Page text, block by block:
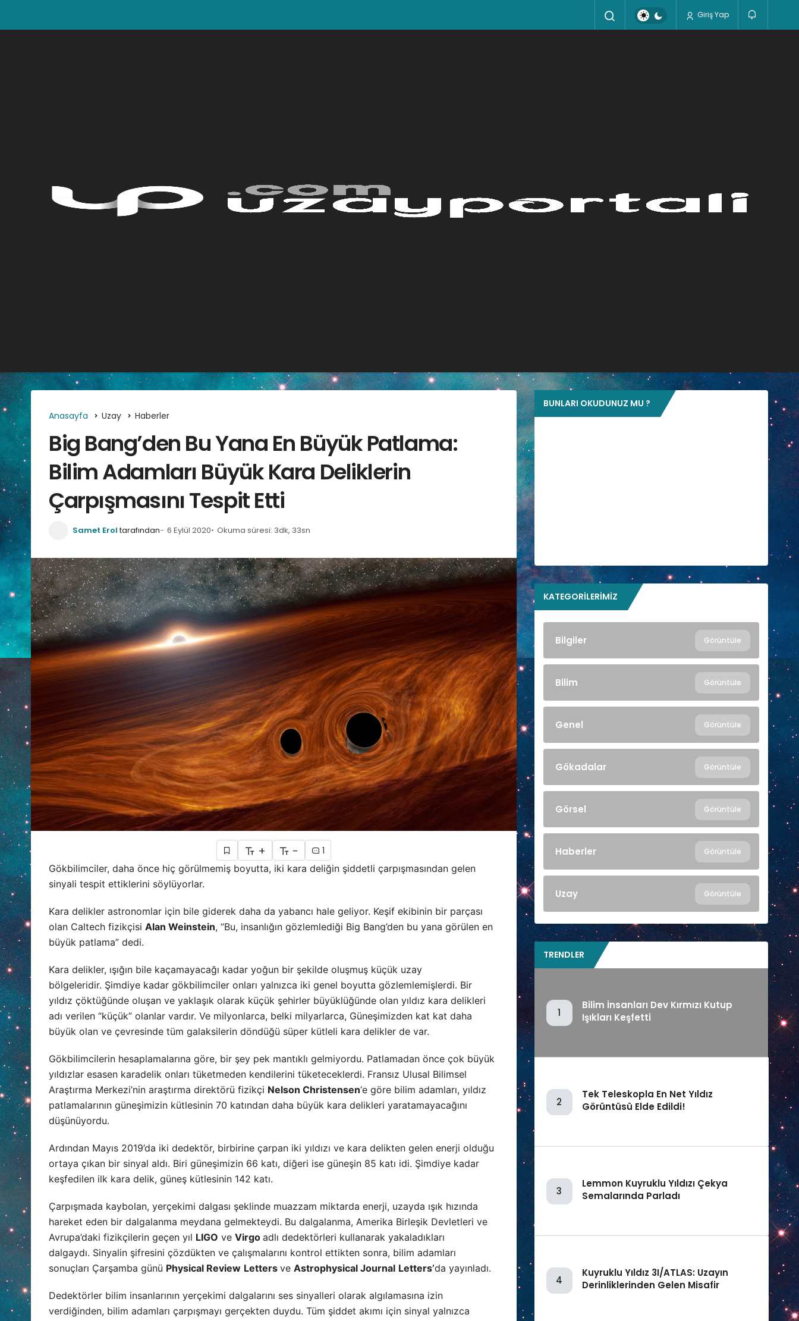
Giriş Yap
Anasayfa Uzay Haberler
Big Bang’den Bu Yana En Büyük Patlama:
Bilim Adamları Büyük Kara Deliklerin
Çarpışmasını Tespit Etti
Samet Erol tarafından 6 Eylül 2020 Okuma süresi: 3dk, 33sn
+ -
1
Gökbilimciler, daha önce hiç görülmemiş boyutta, iki kara deliğin şiddetli çarpışmasından gelen
sinyali tespit ettiklerini söylüyorlar.
Kara delikler astronomlar için bile giderek daha da yabancı hale geliyor. Keşif ekibinin bir parçası
olan Caltech fizikçisi Alan Weinstein, “Bu, insanlığın gözlemlediği Big Bang’den bu yana görülen en
büyük patlama” dedi.
Kara delikler, ışığın bile kaçamayacağı kadar yoğun bir şekilde oluşmuş küçük uzay
bölgeleridir. Şimdiye kadar gökbilimciler onları yalnızca iki genel boyutta gözlemlemişlerdi. Bir
yıldız çöktüğünde oluşan ve yaklaşık olarak küçük şehirler büyüklüğünde olan yıldız kara delikleri
adı verilen “küçük” olanlar vardır. Ve milyonlarca, belki milyarlarca, Güneşimizden kat kat daha
büyük olan ve çevresinde tüm galaksilerin döndüğü süper kütleli kara delikler de var.
Gökbilimcilerin hesaplamalarına göre, bir şey pek mantıklı gelmiyordu. Patlamadan önce çok büyük
yıldızlar esasen karadelik onları tüketmeden kendilerini tüketeceklerdi. Fransız Ulusal Bilimsel
Araştırma Merkezi’nin araştırma direktörü fizikçi Nelson Christensen‘e göre bilim adamları, yıldız
patlamalarının güneşimizin kütlesinin 70 katından daha büyük kara delikleri yaratamayacağını
düşünüyordu.
Ardından Mayıs 2019’da iki dedektör, birbirine çarpan iki yıldızı ve kara delikten gelen enerji olduğu
ortaya çıkan bir sinyal aldı. Biri güneşimizin 66 katı, diğeri ise güneşin 85 katı idi. Şimdiye kadar
keşfedilen ilk kara delik, güneş kütlesinin 142 katı.
Çarpışmada kaybolan, yerçekimi dalgası şeklinde muazzam miktarda enerji, uzayda ışık hızında
hareket eden bir dalgalanma meydana gelmekteydi. Bu dalgalanma, Amerika Birleşik Devletleri ve
Avrupa’daki fizikçilerin geçen yıl LIGO ve Virgo adlı dedektörleri kullanarak yakaladıkları
dalgaydı. Sinyalin şifresini çözdükten ve çalışmalarını kontrol ettikten sonra, bilim adamları
sonuçları Çarşamba günü Physical Review Letters ve Astrophysical Journal Letters’da yayınladı.
Dedektörler bilim insanlarının yerçekimi dalgalarını ses sinyalleri olarak algılamasına izin
verdiğinden, bilim adamları çarpışmayı gerçekten duydu. Tüm şiddet akımı için sinyal yalnızca
BUNLARI OKUDUNUZ MU ?
KATEGORILERIMIZ
Bilgiler Görüntüle
Bilim Görüntüle
Genel Görüntüle
Gökadalar Görüntüle
Görsel Görüntüle
Haberler Görüntüle
Uzay Görüntüle
TRENDLER
1
Bilim İnsanları Dev Kırmızı Kutup
Işıkları Keşfetti
2
Tek Teleskopla En Net Yıldız
Görüntüsü Elde Edildi!
3
Lemmon Kuyruklu Yıldızı Çekya
Semalarında Parladı
4
Kuyruklu Yıldız 3I/ATLAS: Uzayın
Derinliklerinden Gelen Misafir